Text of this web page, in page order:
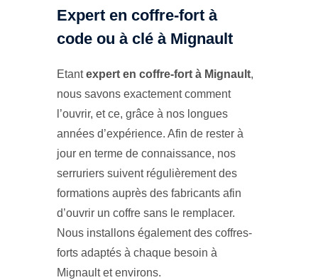
Expert en coffre-fort à
code ou à clé à Mignault
Etantexpert en coffre-fort à Mignault,
nous savons exactement comment
l’ouvrir, et ce, grâce à nos longues
années d’expérience. Afin de rester à
jour en terme de connaissance, nos
serruriers suivent régulièrement des
formations auprès des fabricants afin
d’ouvrir un coffre sans le remplacer.
Nous installons également des coffres-
forts adaptés à chaque besoin à
Mignault et environs.